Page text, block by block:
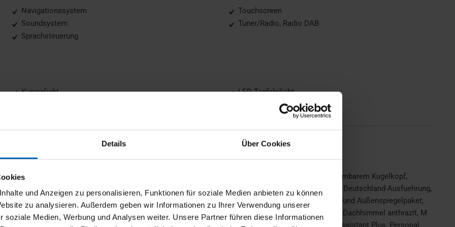
Details Über Cookies
und Anzeigen zu personalisieren, Funktionen für soziale Medien anbieten zu können
zu analysieren. Außerdem geben wir Informationen zu Ihrer Verwendung unserer
soziale Medien, Werbung und Analysen weiter. Unsere Partner führen diese Informationen
Navigationssystem
Soundsystem
Sprachsteuerung
Touchscreen
Tuner/Radio, Radio DAB
Kurvenlicht
LED-Tagfahrlicht
Adaptiver LED-Scheinwerfer, Adaptives M Fahrwerk, Alarmanlage, Anhaengerkupplung mit abnehmbarem Kugelkopf,
Cockpit Professional, BMW Niere Iconic Glow, CO2 Umfang, DAB-Tuner, Deutsch / Bordliteratur, Deutschland-Ausfuehrung,
Fernlichtassistent, Gesetzlicher Notruf, HiFi-Lautsprechersystem harman/kardon, Innen- und Außenspiegelpaket,
Kindersitzbefestigung i-Sitze für Beifahrer, Klimaautomatik, Komfortzugang, Lenkradheizung, M Dachhimmel anthrazit, M
M Sport Interieurumfänge, M Sportpaket, Ölwartungsintervall 24 Monate/30.000 km, Parking Assistant Plus, Personal